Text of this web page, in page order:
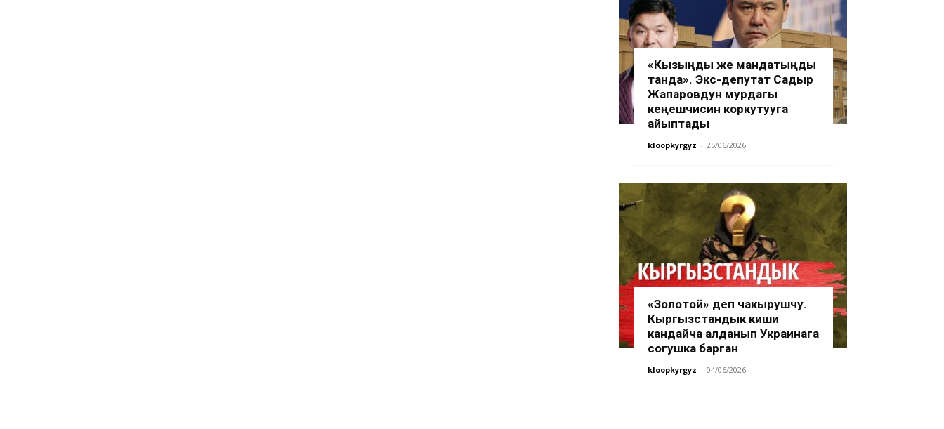
«Кызыңды же мандатыңды
танда». Экс-депутат Садыр
Жапаровдун мурдагы
кеңешчисин коркутууга
айыптады
kloopkyrgyz - 25/06/2026
«Золотой» деп чакырушчу.
Кыргызстандык киши
кандайча алданып Украинага
согушка барган
kloopkyrgyz - 04/06/2026